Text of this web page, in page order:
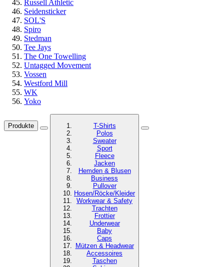
Russell Athletic
Seidensticker
SOL'S
Spiro
Stedman
Tee Jays
The One Towelling
Untagged Movement
Vossen
Westford Mill
WK
Yoko
Produkte
T-Shirts
Polos
Sweater
Sport
Fleece
Jacken
Hemden & Blusen
Business
Pullover
Hosen/Röcke/Kleider
Workwear & Safety
Trachten
Frottier
Underwear
Baby
Caps
Mützen & Headwear
Accessoires
Taschen